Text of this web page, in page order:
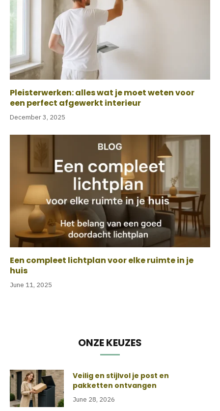
Pleisterwerken: alles wat je moet weten voor
een perfect afgewerkt interieur
December 3, 2025
Een compleet lichtplan voor elke ruimte in je
huis
June 11, 2025
ONZE KEUZES
Veilig en stijlvol je post en
pakketten ontvangen
June 28, 2026